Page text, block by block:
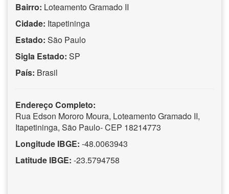
Bairro: Loteamento Gramado II
Cidade: Itapetininga
Estado: São Paulo
Sigla Estado: SP
País: Brasil
Endereço Completo:
Rua Edson Mororo Moura, Loteamento Gramado II,
Itapetininga, São Paulo- CEP 18214773
Longitude IBGE: -48.0063943
Latitude IBGE: -23.5794758